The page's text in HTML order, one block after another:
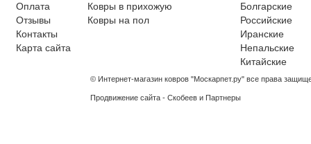
Оплата
Ковры в прихожую
Болгарские
Отзывы
Ковры на пол
Российские
Контакты
Иранские
Карта сайта
Непальские
Китайские
© Интернет-магазин ковров "Москарпет.ру" все права
Продвижение сайта - Скобеев и Партнеры